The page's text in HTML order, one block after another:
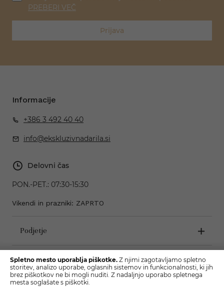
PREBERI VEČ
Prijava
Informacije
+386 3 492 40 40
info@ekskluzivnadarila.si
Delovni čas
PON.-PET.: 07:30-15:30
Vikendi in prazniki: ZAPRTO
Podjetje
Pogoji poslovanja
Spletno mesto uporablja piškotke. Z njimi zagotavljamo spletno
storitev, analizo uporabe, oglasnih sistemov in funkcionalnosti, ki jih
brez piškotkov ne bi mogli nuditi. Z nadaljnjo uporabo spletnega
mesta soglašate s piškotki.